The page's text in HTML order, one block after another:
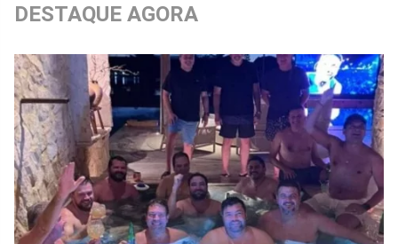
DESTAQUE AGORA